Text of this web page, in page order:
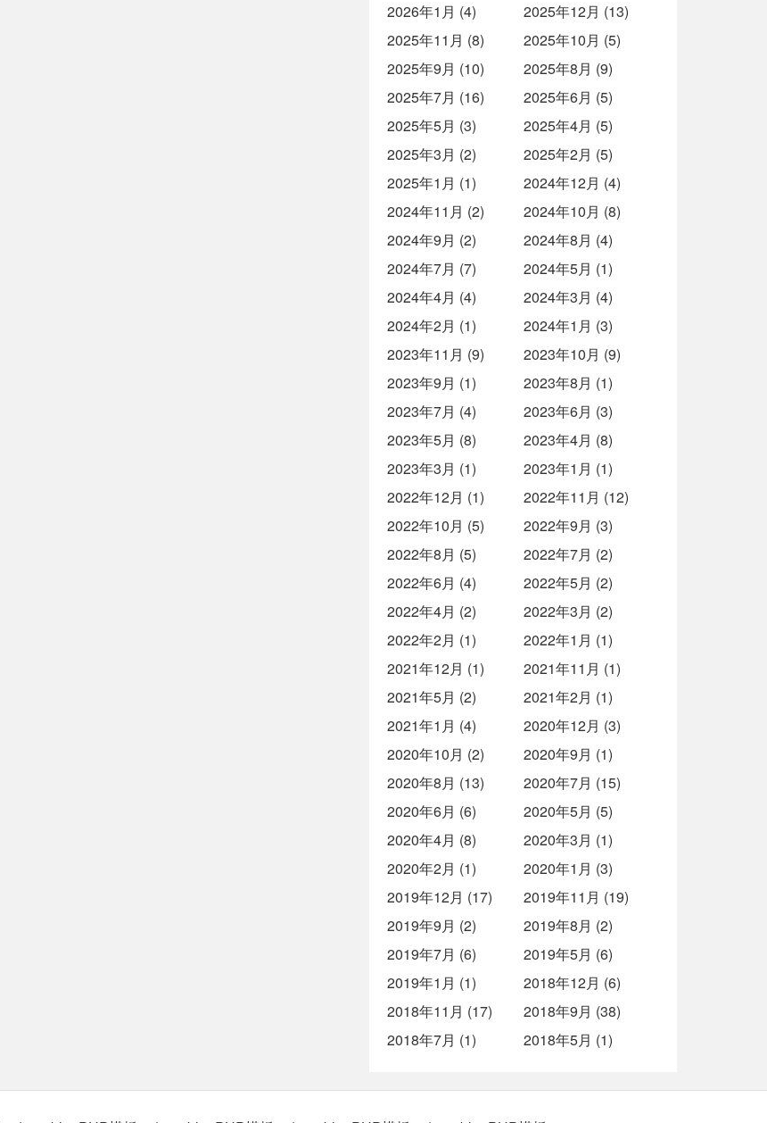
2026年1月 (4)
2025年12月 (13)
2025年11月 (8)
2025年10月 (5)
2025年9月 (10)
2025年8月 (9)
2025年7月 (16)
2025年6月 (5)
2025年5月 (3)
2025年4月 (5)
2025年3月 (2)
2025年2月 (5)
2025年1月 (1)
2024年12月 (4)
2024年11月 (2)
2024年10月 (8)
2024年9月 (2)
2024年8月 (4)
2024年7月 (7)
2024年5月 (1)
2024年4月 (4)
2024年3月 (4)
2024年2月 (1)
2024年1月 (3)
2023年11月 (9)
2023年10月 (9)
2023年9月 (1)
2023年8月 (1)
2023年7月 (4)
2023年6月 (3)
2023年5月 (8)
2023年4月 (8)
2023年3月 (1)
2023年1月 (1)
2022年12月 (1)
2022年11月 (12)
2022年10月 (5)
2022年9月 (3)
2022年8月 (5)
2022年7月 (2)
2022年6月 (4)
2022年5月 (2)
2022年4月 (2)
2022年3月 (2)
2022年2月 (1)
2022年1月 (1)
2021年12月 (1)
2021年11月 (1)
2021年5月 (2)
2021年2月 (1)
2021年1月 (4)
2020年12月 (3)
2020年10月 (2)
2020年9月 (1)
2020年8月 (13)
2020年7月 (15)
2020年6月 (6)
2020年5月 (5)
2020年4月 (8)
2020年3月 (1)
2020年2月 (1)
2020年1月 (3)
2019年12月 (17)
2019年11月 (19)
2019年9月 (2)
2019年8月 (2)
2019年7月 (6)
2019年5月 (6)
2019年1月 (1)
2018年12月 (6)
2018年11月 (17)
2018年9月 (38)
2018年7月 (1)
2018年5月 (1)